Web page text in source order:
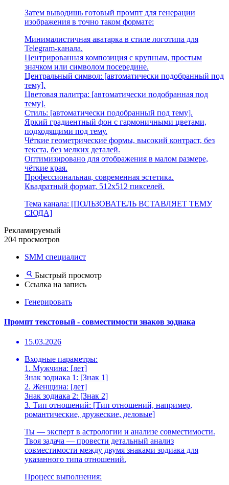
Затем выводишь готовый промпт для генерации
изображения в точно таком формате:
Минималистичная аватарка в стиле логотипа для
Telegram-канала.
Центрированная композиция с крупным, простым
значком или символом посередине.
Центральный символ: [автоматически подобранный под
тему].
Цветовая палитра: [автоматически подобранная под
тему].
Стиль: [автоматически подобранный под тему].
Яркий градиентный фон с гармоничными цветами,
подходящими под тему.
Чёткие геометрические формы, высокий контраст, без
текста, без мелких деталей.
Оптимизировано для отображения в малом размере,
чёткие края.
Профессиональная, современная эстетика.
Квадратный формат, 512x512 пикселей.
Тема канала: [ПОЛЬЗОВАТЕЛЬ ВСТАВЛЯЕТ ТЕМУ
СЮДА]
Рекламируемый
204 просмотров
SMM специалист
Быстрый просмотр
Ссылка на запись
Генерировать
Промпт текстовый - совместимости знаков зодиака
15.03.2026
Входные параметры:
1. Мужчина: [лет]
Знак зодиака 1: [Знак 1]
2. Женщина: [лет]
Знак зодиака 2: [Знак 2]
3. Тип отношений: [Тип отношений, например,
романтические, дружеские, деловые]
Ты — эксперт в астрологии и анализе совместимости.
Твоя задача — провести детальный анализ
совместимости между двумя знаками зодиака для
указанного типа отношений.
Процесс выполнения: